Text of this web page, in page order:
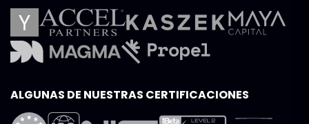
ALGUNAS DE NUESTRAS CERTIFICACIONES